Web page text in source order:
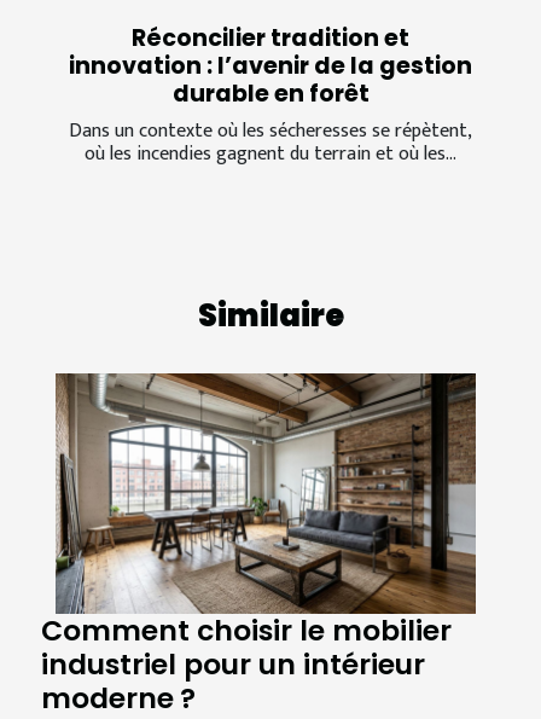
Réconcilier tradition et
innovation : l’avenir de la gestion
durable en forêt
Dans un contexte où les sécheresses se répètent,
où les incendies gagnent du terrain et où les...
Similaire
Comment choisir le mobilier
industriel pour un intérieur
moderne ?